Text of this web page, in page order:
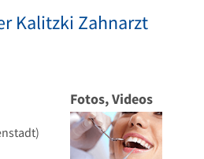
Kalitzki Zahnarzt
Fotos, Videos